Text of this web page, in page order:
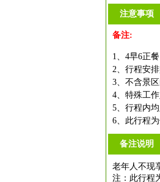
注意事项
备注:
1、4早6正
2、行程安
3、不含景
4、特殊工
5、行程内
6、此行程
备注说明
老年人不现
注：此行程